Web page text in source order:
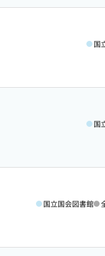
国
国
国立国会図書館